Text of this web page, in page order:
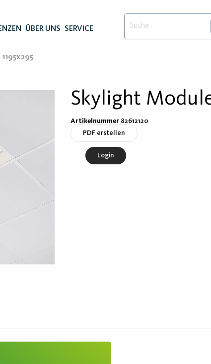
ÜBER UNS SERVICE
Skylight Module
Artikelnummer 82612120
PDF erstellen
Login